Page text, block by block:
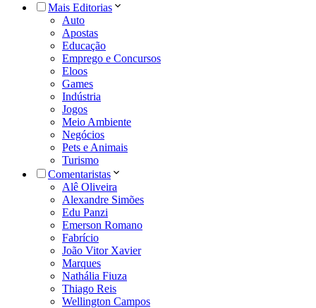
Mais Editorias
Auto
Apostas
Educação
Emprego e Concursos
Eloos
Games
Indústria
Jogos
Meio Ambiente
Negócios
Pets e Animais
Turismo
Comentaristas
Alê Oliveira
Alexandre Simões
Edu Panzi
Emerson Romano
Fabrício
João Vitor Xavier
Marques
Nathália Fiuza
Thiago Reis
Wellington Campos